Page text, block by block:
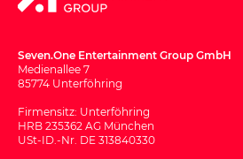
Seven.One Entertainment Group GmbH
Medienallee 7
85774 Unterföhring
Firmensitz: Unterföhring
HRB 235362 AG München
USt-ID.-Nr. DE 313840330